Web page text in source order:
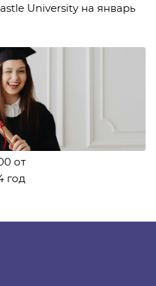
University на январь
от
год